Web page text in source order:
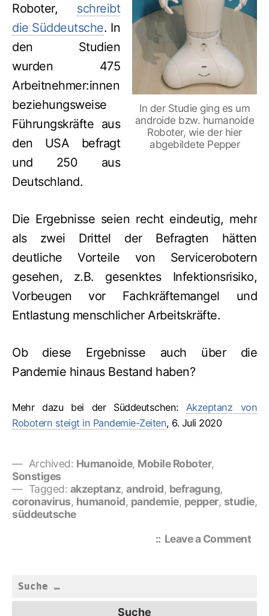
In der Studie ging es um
androide bzw. humanoide
Roboter, wie der hier
abgebildete Pepper
Roboter, schreibt
die Süddeutsche. In
den Studien
wurden 475
Arbeitnehmer:innen
beziehungsweise
Führungskräfte aus
den USA befragt
und 250 aus
Deutschland.
Die Ergebnisse seien recht eindeutig, mehr
als zwei Drittel der Befragten hätten
deutliche Vorteile von Servicerobotern
gesehen, z.B. gesenktes Infektionsrisiko,
Vorbeugen vor Fachkräftemangel und
Entlastung menschlicher Arbeitskräfte.
Ob diese Ergebnisse auch über die
Pandemie hinaus Bestand haben?
Mehr dazu bei der Süddeutschen: Akzeptanz von
Robotern steigt in Pandemie-Zeiten, 6. Juli 2020
Archived: Humanoide, Mobile Roboter,
Sonstiges
Tagged: akzeptanz, android, befragung,
coronavirus, humanoid, pandemie, pepper, studie,
süddeutsche
Leave a Commenton
in
Suche
nach: